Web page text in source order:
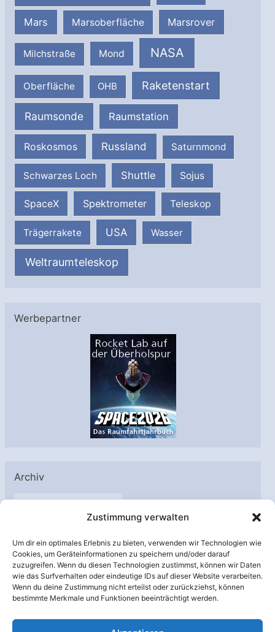
Zustimmung verwalten
Um dir ein optimales Erlebnis zu bieten, verwenden wir Technologien wie
Cookies, um Geräteinformationen zu speichern und/oder darauf
zuzugreifen. Wenn du diesen Technologien zustimmst, können wir Daten
wie das Surfverhalten oder eindeutige IDs auf dieser Website verarbeiten.
Wenn du deine Zustimmung nicht erteilst oder zurückziehst, können
bestimmte Merkmale und Funktionen beeinträchtigt werden.
Mars Marsoberfläche Marsrover
Milchstraße Mond NASA
Oberfläche OHB Raketenstart
Raumsonde Raumstation
Roskosmos Russland Saturnmond
Schwarzes Loch Shuttle Sojus
SpaceX Spektrometer Teleskop
Trägerrakete USA Wasser
Weltraumteleskop
Werbepartner
Archiv
A
h
i
v
Unterstützt von: